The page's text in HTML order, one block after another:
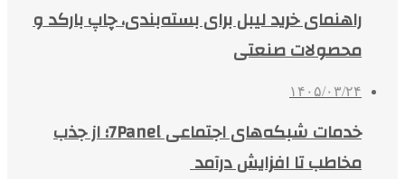
راهنمای خرید لیبل برای بسته‌بندی، چاپ بارکد و
محصولات صنعتی
۱۴۰۵/۰۳/۲۴
خدمات شبکه‌های اجتماعی 7Panel؛ از جذب
مخاطب تا افزایش درآمد